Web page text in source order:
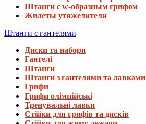
Штанги с w-образным грифом
Жилеты утяжелители
Штанги с гантелями
Диски та набори
Гантелі
Штанги
Штанги з гантелями та лавками
Грифи
Грифи олімпійські
Тренувальні лавки
Стійки для грифів та дисків